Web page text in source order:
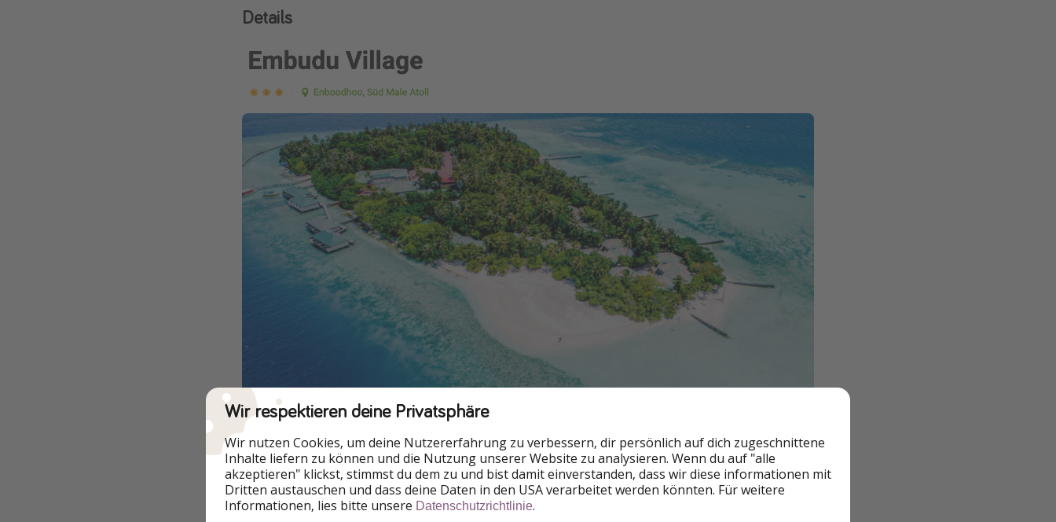
Details
✈️ Reisebeispiel
Wir respektieren deine Privatsphäre
Wir nutzen Cookies, um deine Nutzererfahrung zu verbessern, dir persönlich auf dich zugeschnittene
Inhalte liefern zu können und die Nutzung unserer Website zu analysieren. Wenn du auf "alle
akzeptieren" klickst, stimmst du dem zu und bist damit einverstanden, dass wir diese informationen mit
Dritten austauschen und dass deine Daten in den USA verarbeitet werden könnten. Für weitere
Informationen, lies bitte unsere Datenschutzrichtlinie.